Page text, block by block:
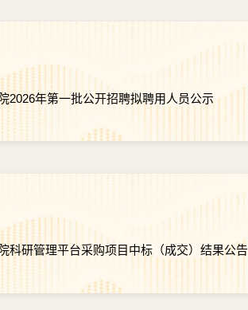
2026年第一批公开招聘拟聘用人员公示
科研管理平台采购项目中标（成交）结果公告